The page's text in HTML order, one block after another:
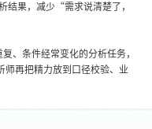
结果，减少“需求说清楚了，
、条件经常变化的分析任务，
师再把精力放到口径校验、业